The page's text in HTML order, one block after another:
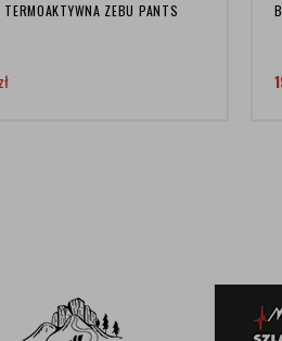
ZEBU PANTS
zł